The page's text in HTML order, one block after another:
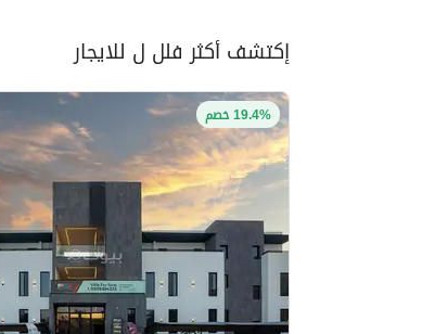
إكتشف أكثر فلل ل للايجار
19.4% خصم